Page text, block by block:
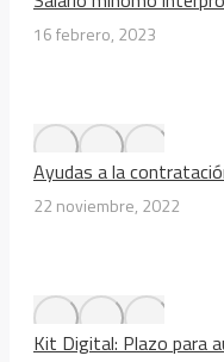
16 febrero, 2023
Ayudas a la
22 noviembre, 2022
Kit Digital: Plazo para